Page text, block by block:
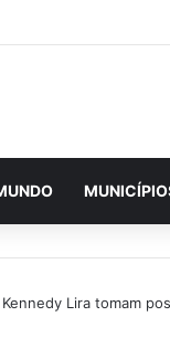
Lira tomam